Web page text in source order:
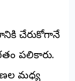
చేరుకోగానే
పలికారు.
మధ్య